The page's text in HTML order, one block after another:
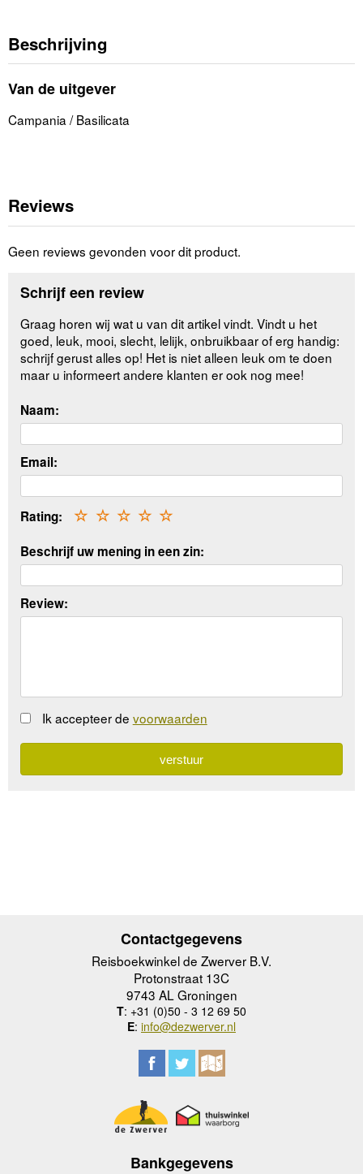
Beschrijving
Van de uitgever
Campania / Basilicata
Reviews
Geen reviews gevonden voor dit product.
Schrijf een review
Graag horen wij wat u van dit artikel vindt. Vindt u het
goed, leuk, mooi, slecht, lelijk, onbruikbaar of erg handig:
schrijf gerust alles op! Het is niet alleen leuk om te doen
maar u informeert andere klanten er ook nog mee!
Naam:
Email:
Rating: ☆
☆
☆
☆
☆
Beschrijf uw mening in een zin:
Review:
Ik accepteer de voorwaarden
Contactgegevens
Reisboekwinkel de Zwerver B.V.
Protonstraat 13C
9743 AL Groningen
T: +31 (0)50 - 3 12 69 50
E: info@dezwerver.nl
Bankgegevens